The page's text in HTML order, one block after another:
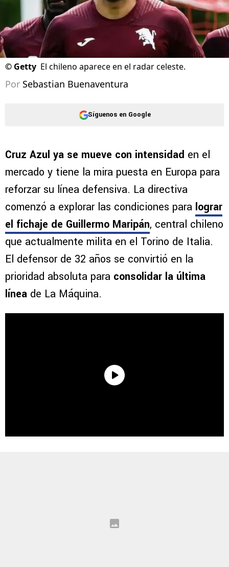
© Getty El chileno aparece en el radar celeste.
Por Sebastian Buenaventura
Síguenos en Google
Cruz Azul ya se mueve con intensidad en el
mercado y tiene la mira puesta en Europa para
reforzar su línea defensiva. La directiva
comenzó a explorar las condiciones para lograr
el fichaje de Guillermo Maripán, central chileno
que actualmente milita en el Torino de Italia.
El defensor de 32 años se convirtió en la
prioridad absoluta para consolidar la última
línea de La Máquina.